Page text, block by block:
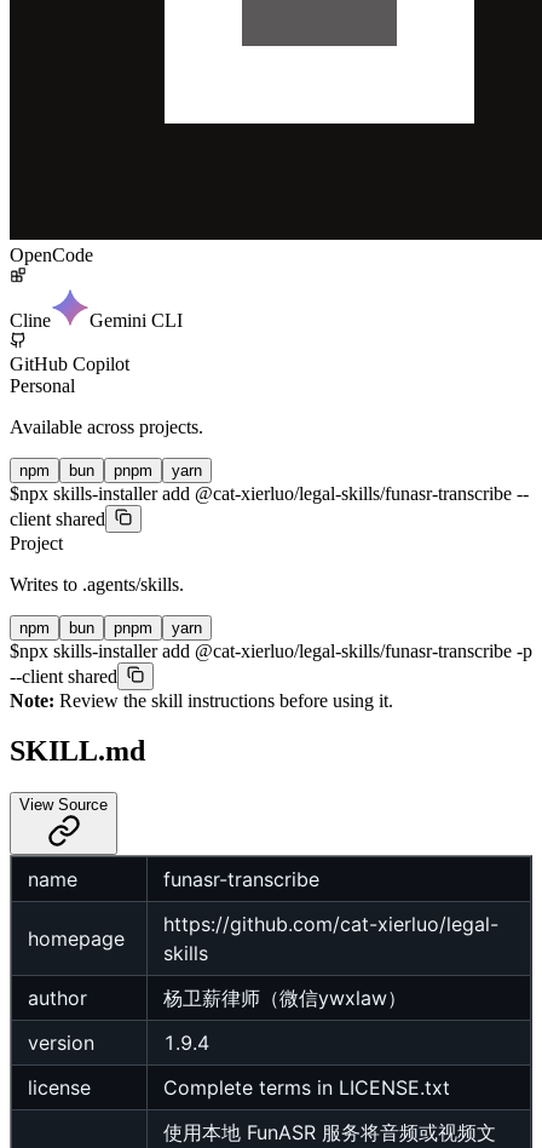
OpenCode
Cline Gemini CLI
GitHub Copilot
Personal
Available across projects.
npm bun pnpm yarn
$npx skills-installer add @cat-xierluo/legal-skills/funasr-transcribe --
client shared
Project
Writes to .agents/skills.
npm bun pnpm yarn
$npx skills-installer add @cat-xierluo/legal-skills/funasr-transcribe -p
--client shared
Note: Review the skill instructions before using it.
SKILL.md
View Source
name funasr-transcribe
homepage
https://github.com/cat-xierluo/legal-
skills
author
杨卫薪律师（微信ywxlaw）
version
1.9.4
license
Complete terms in LICENSE.txt
使用本地 FunASR 服务将音频或视频文